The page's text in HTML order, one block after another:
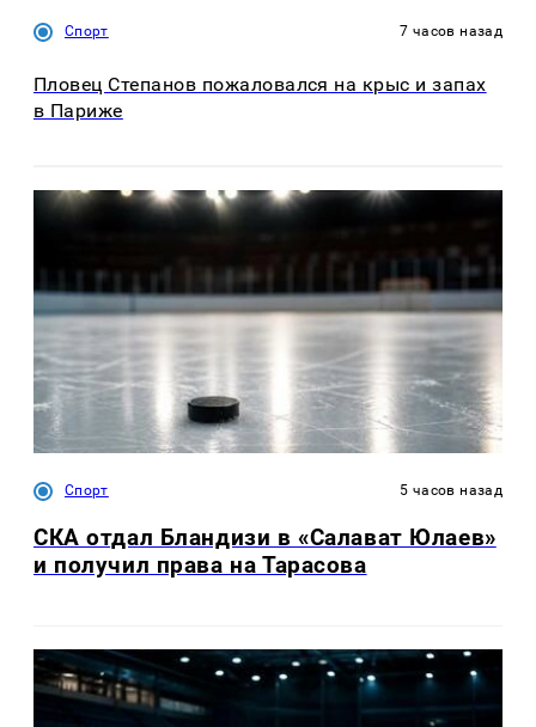
Спорт 7 часов назад
Пловец Степанов пожаловался на крыс и запах
в Париже
Спорт 5 часов назад
СКА отдал Бландизи в «Салават Юлаев»
и получил права на Тарасова